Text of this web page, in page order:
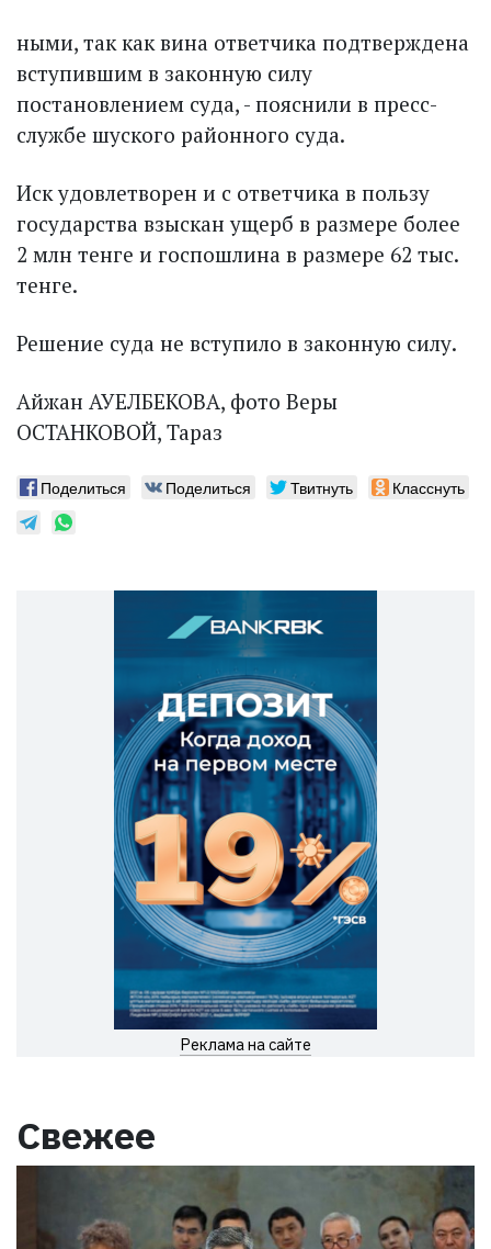
ными, так как вина ответчика подтверждена
вступившим в законную силу
постановлением суда, - пояснили в пресс-
службе шуского районного суда.
Иск удовлетворен и с ответчика в пользу
государства взыскан ущерб в размере более
2 млн тенге и госпошлина в размере 62 тыс.
тенге.
Решение суда не вступило в законную силу.
Айжан АУЕЛБЕКОВА, фото Веры
ОСТАНКОВОЙ, Тараз
Поделиться Поделиться Твитнуть Класснуть
Реклама на сайте
Свежее